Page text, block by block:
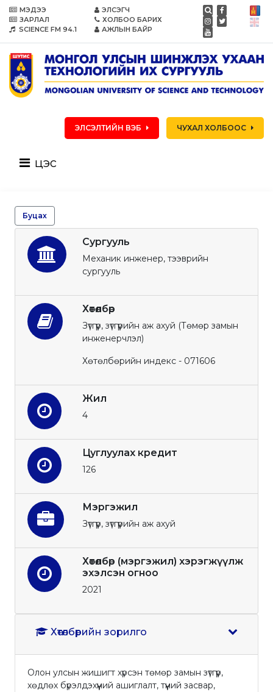
МЭДЭЭ
ЗАРЛАЛ
SCIENCE FM 94.1
ЭЛСЭГЧ
ХОЛБОО БАРИХ
АЖЛЫН БАЙР
ЭЛСЭЛТИЙН ВЭБ ЧУХАЛ ХОЛБООС
цэс
Буцах
Сургууль
Механик инженер, тээврийн
сургууль
Хөтөлбөр
Зүтгүүр, зүтгүүрийн аж ахуй (Төмөр замын
инженерчлэл)
Хөтөлбөрийн индекс - 071606
Жил
4
Цуглуулах кредит
126
Мэргэжил
Зүтгүүр, зүтгүүрийн аж ахуй
Хөтөлбөр (мэргэжил) хэрэгжүүлж
эхэлсэн огноо
2021
Хөтөлбөрийн зорилго
Олон улсын жишигт хүрсэн төмөр замын зүтгүүр,
хөдлөх бүрэлдэхүүний ашиглалт, түүний засвар,